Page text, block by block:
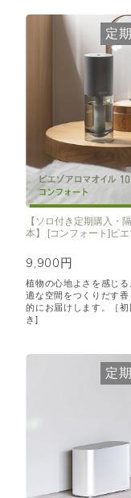
定期 業務用オ
定期 業務用オ
頻度で絞り込
毎月お届け
定
【ソロ付き定期購入・
本】 [コンフォート]ピ
9,900円
植物の心地よさを感じる
適な空間をつくりだす香
的にお届けします。［初
き]
定